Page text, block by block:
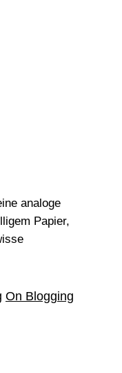
analoge
Papier,
On Blogging